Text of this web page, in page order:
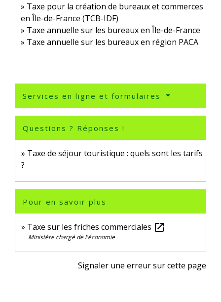
Taxe pour la création de bureaux et commerces
en Île-de-France (TCB-IDF)
Taxe annuelle sur les bureaux en Île-de-France
Taxe annuelle sur les bureaux en région PACA
Services en ligne et formulaires
Questions ? Réponses !
Taxe de séjour touristique : quels sont les tarifs
?
Pour en savoir plus
Taxe sur les friches commerciales open_in_new
Ministère chargé de l'économie
Signaler une erreur sur cette page